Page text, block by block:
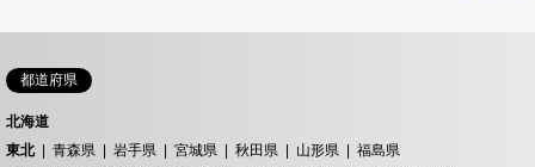
都道府県
北海道
東北
青森県 岩手県 宮城県 秋田県 山形県
福島県